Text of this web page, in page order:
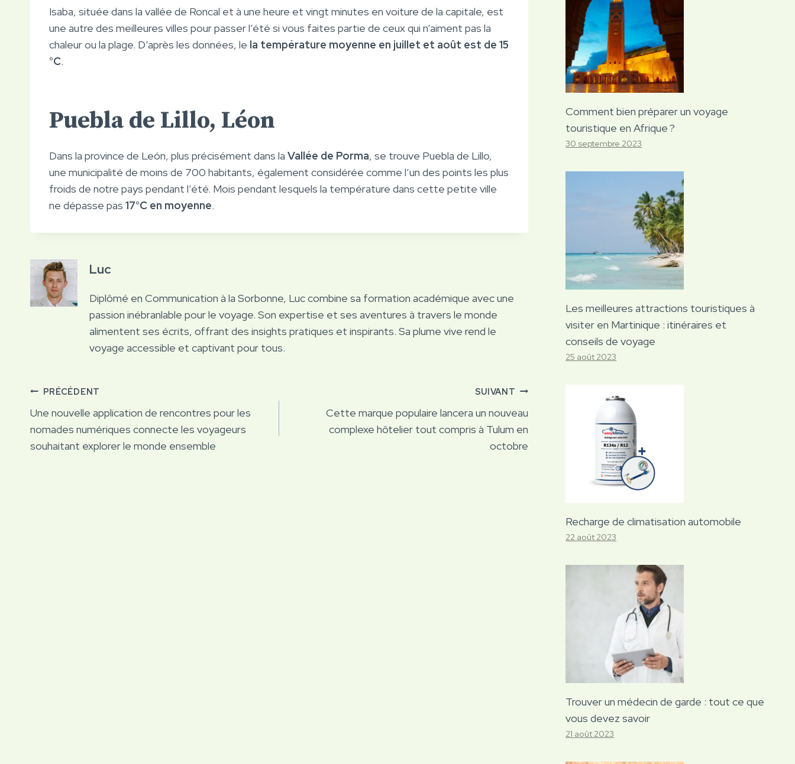
Isaba, située dans la vallée de Roncal et à une heure et vingt minutes en voiture de la capitale, est
une autre des meilleures villes pour passer l’été si vous faites partie de ceux qui n’aiment pas la
chaleur ou la plage. D’après les données, le la température moyenne en juillet et août est de 15
°C.
Puebla de Lillo, Léon
Dans la province de León, plus précisément dans la Vallée de Porma, se trouve Puebla de Lillo,
une municipalité de moins de 700 habitants, également considérée comme l’un des points les plus
froids de notre pays pendant l’été. Mois pendant lesquels la température dans cette petite ville
ne dépasse pas 17°C en moyenne.
Luc
Diplômé en Communication à la Sorbonne, Luc combine sa formation académique avec une
passion inébranlable pour le voyage. Son expertise et ses aventures à travers le monde
alimentent ses écrits, offrant des insights pratiques et inspirants. Sa plume vive rend le
voyage accessible et captivant pour tous.
Navigation
de
PRÉCÉDENT
Une nouvelle application de rencontres pour les
nomades numériques connecte les voyageurs
souhaitant explorer le monde ensemble
SUIVANT
Cette marque populaire lancera un nouveau
complexe hôtelier tout compris à Tulum en
octobre
Comment bien préparer un voyage
touristique en Afrique ?
30 septembre 2023
Les meilleures attractions touristiques à
visiter en Martinique : itinéraires et
conseils de voyage
25 août 2023
Recharge de climatisation automobile
22 août 2023
Trouver un médecin de garde : tout ce que
vous devez savoir
21 août 2023